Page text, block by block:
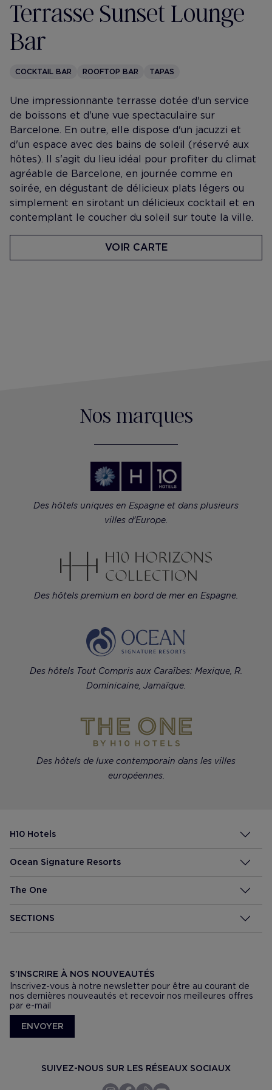
Terrasse Sunset Lounge
Bar
COCKTAIL BAR ROOFTOP BAR TAPAS
Une impressionnante terrasse dotée d'un service
de boissons et d'une vue spectaculaire sur
Barcelone. En outre, elle dispose d'un jacuzzi et
d'un espace avec des bains de soleil (réservé aux
hôtes). Il s'agit du lieu idéal pour profiter du climat
agréable de Barcelone, en journée comme en
soirée, en dégustant de délicieux plats légers ou
simplement en sirotant un délicieux cocktail et en
contemplant le coucher du soleil sur toute la ville.
VOIR CARTE
Nos marques
Des hôtels uniques en Espagne et dans plusieurs
villes d'Europe.
Des hôtels premium en bord de mer en Espagne.
Des hôtels Tout Compris aux Caraïbes: Mexique, R.
Dominicaine, Jamaïque.
Des hôtels de luxe contemporain dans les villes
européennes.
H10 Hotels
Ocean Signature Resorts
The One
SECTIONS
S'INSCRIRE À NOS NOUVEAUTÉS
Inscrivez-vous à notre newsletter pour être au courant de
nos dernières nouveautés et recevoir nos meilleures offres
par e-mail
ENVOYER
SUIVEZ-NOUS SUR LES RÉSEAUX SOCIAUX